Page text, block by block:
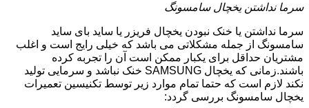
سرما نداشتن یخچال سامسونگ
سرما نداشتن یا خنک نبودن یخچال فریزر یا ساید بای ساید
سامسونگ از جمله مشکلاتی می باشد که خیلی رایج است و اغلب
مشتریان حداقل برای یکبار ممکن است آن را تجربه کرده
باشند.زمانی که یخچال SAMSUNG خنک نباشد و سرمایی تولید
نکند لازم است که حتما تمام موارد زیر توسط تکنیسین تعمیرات
یخچال سامسونگ بررسی گردد: